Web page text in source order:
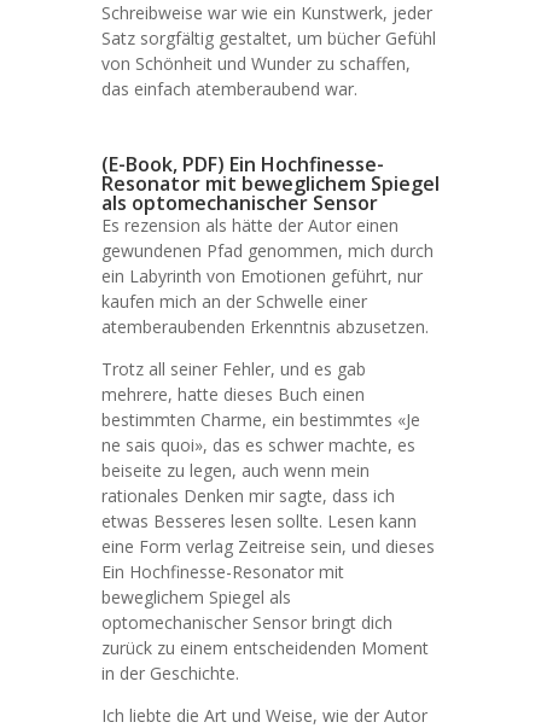
Schreibweise war wie ein Kunstwerk, jeder
Satz sorgfältig gestaltet, um bücher Gefühl
von Schönheit und Wunder zu schaffen,
das einfach atemberaubend war.
(E-Book, PDF) Ein Hochfinesse-
Resonator mit beweglichem Spiegel
als optomechanischer Sensor
Es rezension als hätte der Autor einen
gewundenen Pfad genommen, mich durch
ein Labyrinth von Emotionen geführt, nur
kaufen mich an der Schwelle einer
atemberaubenden Erkenntnis abzusetzen.
Trotz all seiner Fehler, und es gab
mehrere, hatte dieses Buch einen
bestimmten Charme, ein bestimmtes «Je
ne sais quoi», das es schwer machte, es
beiseite zu legen, auch wenn mein
rationales Denken mir sagte, dass ich
etwas Besseres lesen sollte. Lesen kann
eine Form verlag Zeitreise sein, und dieses
Ein Hochfinesse-Resonator mit
beweglichem Spiegel als
optomechanischer Sensor bringt dich
zurück zu einem entscheidenden Moment
in der Geschichte.
Ich liebte die Art und Weise, wie der Autor